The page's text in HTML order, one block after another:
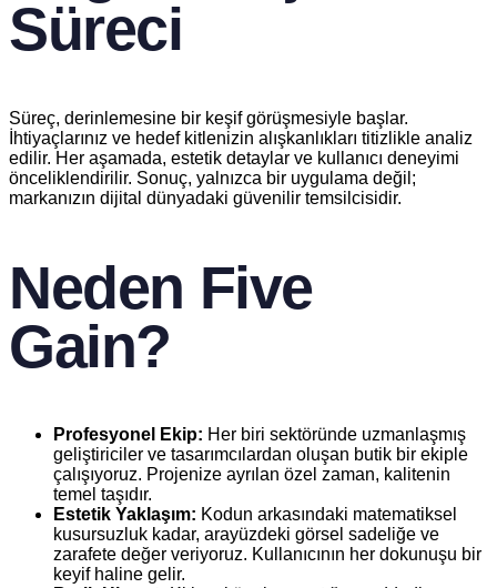
Süreci
Süreç, derinlemesine bir keşif görüşmesiyle başlar.
İhtiyaçlarınız ve hedef kitlenizin alışkanlıkları titizlikle analiz
edilir. Her aşamada, estetik detaylar ve kullanıcı deneyimi
önceliklendirilir. Sonuç, yalnızca bir uygulama değil;
markanızın dijital dünyadaki güvenilir temsilcisidir.
Neden Five
Gain?
Profesyonel Ekip: Her biri sektöründe uzmanlaşmış
geliştiriciler ve tasarımcılardan oluşan butik bir ekiple
çalışıyoruz. Projenize ayrılan özel zaman, kalitenin
temel taşıdır.
Estetik Yaklaşım: Kodun arkasındaki matematiksel
kusursuzluk kadar, arayüzdeki görsel sadeliğe ve
zarafete değer veriyoruz. Kullanıcının her dokunuşu bir
keyif haline gelir.